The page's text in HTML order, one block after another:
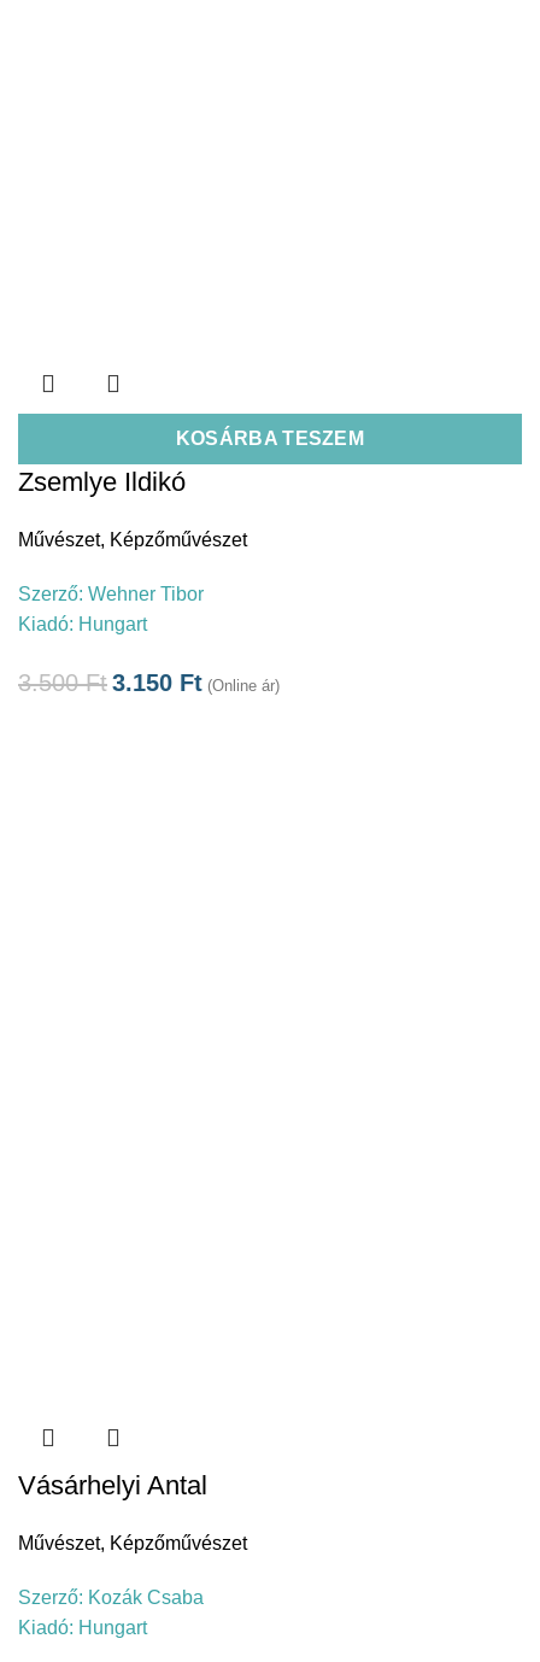
KOSÁRBA TESZEM
Zsemlye Ildikó
Művészet, Képzőművészet
Szerző: Wehner Tibor
Kiadó: Hungart
3.500Ft3.150 Ft (Online ár)
Vásárhelyi Antal
Művészet, Képzőművészet
Szerző: Kozák Csaba
Kiadó: Hungart